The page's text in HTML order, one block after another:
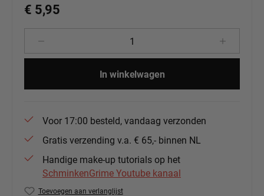
€ 5,95
Producthoeveelheid: Voer de
In winkelwagen
Voor 17:00 besteld, vandaag verzonden
Gratis verzending v.a. € 65,- binnen NL
Handige make-up tutorials op het
SchminkenGrime Youtube kanaal
Toevoegen aan verlanglijst